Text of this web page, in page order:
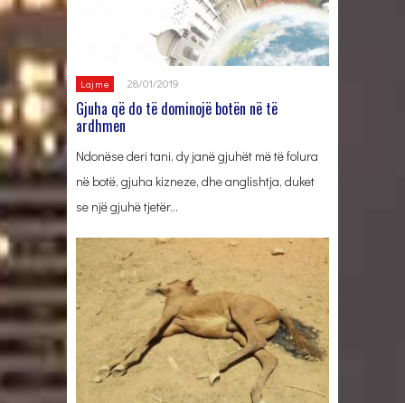
Lajme 28/01/2019
Gjuha që do të dominojë botën në të
ardhmen
Ndonëse deri tani, dy janë gjuhët më të folura
në botë, gjuha kizneze, dhe anglishtja, duket
se një gjuhë tjetër…